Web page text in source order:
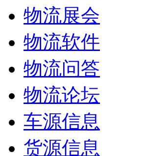
物流展会
物流软件
物流问答
物流论坛
车源信息
货源信息